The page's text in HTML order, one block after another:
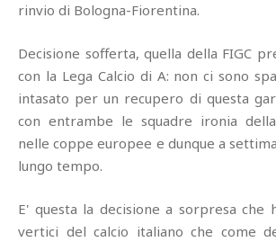
rinvio di Bologna-Fiorentina.
Decisione sofferta, quella della FIGC
con la Lega Calcio di A: non ci sono
intasato per un recupero di questa
con entrambe le squadre ironia
nelle coppe europee e dunque a
lungo tempo.
E' questa la decisione a sorpresa che
vertici del calcio italiano che come